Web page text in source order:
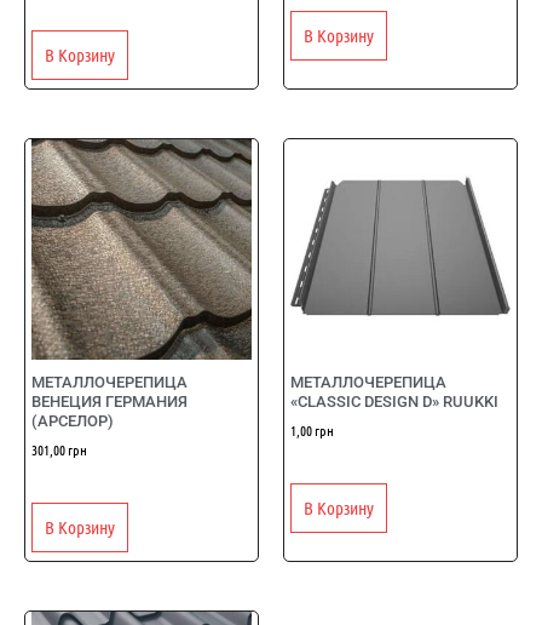
В Корзину
В Корзину
МЕТАЛЛОЧЕРЕПИЦА
ВЕНЕЦИЯ ГЕРМАНИЯ
(АРСЕЛОР)
301,00грн
В Корзину
МЕТАЛЛОЧЕРЕПИЦА
«CLASSIC DESIGN D» RUUKKI
1,00грн
В Корзину